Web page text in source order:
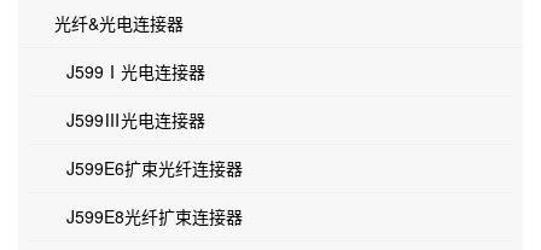
光纤&光电连接器
J599Ⅰ光电连接器
J599Ⅲ光电连接器
J599E6扩束光纤连接器
J599E8光纤扩束连接器